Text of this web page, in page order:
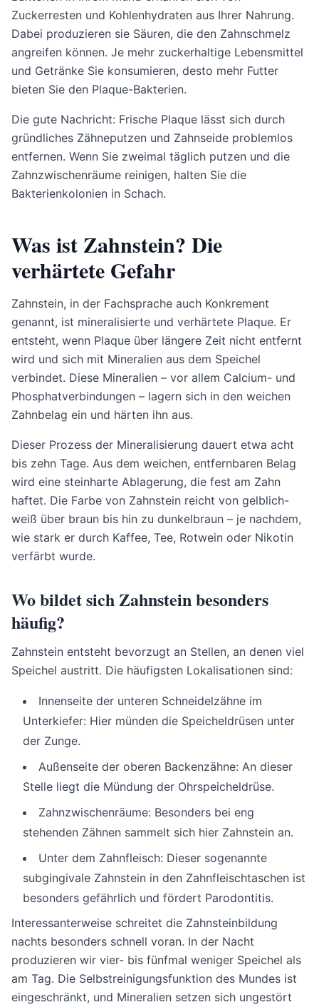
Zuckerresten und Kohlenhydraten aus Ihrer Nahrung.
Dabei produzieren sie Säuren, die den Zahnschmelz
angreifen können. Je mehr zuckerhaltige Lebensmittel
und Getränke Sie konsumieren, desto mehr Futter
bieten Sie den Plaque-Bakterien.
Die gute Nachricht: Frische Plaque lässt sich durch
gründliches Zähneputzen und Zahnseide problemlos
entfernen. Wenn Sie zweimal täglich putzen und die
Zahnzwischenräume reinigen, halten Sie die
Bakterienkolonien in Schach.
Was ist Zahnstein? Die
verhärtete Gefahr
Zahnstein, in der Fachsprache auch Konkrement
genannt, ist mineralisierte und verhärtete Plaque. Er
entsteht, wenn Plaque über längere Zeit nicht entfernt
wird und sich mit Mineralien aus dem Speichel
verbindet. Diese Mineralien – vor allem Calcium- und
Phosphatverbindungen – lagern sich in den weichen
Zahnbelag ein und härten ihn aus.
Dieser Prozess der Mineralisierung dauert etwa acht
bis zehn Tage. Aus dem weichen, entfernbaren Belag
wird eine steinharte Ablagerung, die fest am Zahn
haftet. Die Farbe von Zahnstein reicht von gelblich-
weiß über braun bis hin zu dunkelbraun – je nachdem,
wie stark er durch Kaffee, Tee, Rotwein oder Nikotin
verfärbt wurde.
Wo bildet sich Zahnstein besonders
häufig?
Zahnstein entsteht bevorzugt an Stellen, an denen viel
Speichel austritt. Die häufigsten Lokalisationen sind:
Innenseite der unteren Schneidelzähne im
Unterkiefer: Hier münden die Speicheldrüsen unter
der Zunge.
Außenseite der oberen Backenzähne: An dieser
Stelle liegt die Mündung der Ohrspeicheldrüse.
Zahnzwischenräume: Besonders bei eng
stehenden Zähnen sammelt sich hier Zahnstein an.
Unter dem Zahnfleisch: Dieser sogenannte
subgingivale Zahnstein in den Zahnfleischtaschen ist
besonders gefährlich und fördert Parodontitis.
Interessanterweise schreitet die Zahnsteinbildung
nachts besonders schnell voran. In der Nacht
produzieren wir vier- bis fünfmal weniger Speichel als
am Tag. Die Selbstreinigungsfunktion des Mundes ist
eingeschränkt, und Mineralien setzen sich ungestört